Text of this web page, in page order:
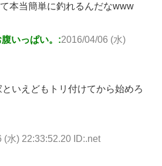
本当簡単に釣れるんだなwww
いっぱい。:2016/04/06 (水)
いえどもトリ付けてから始めろ
(水) 22:33:52.20 ID:.net